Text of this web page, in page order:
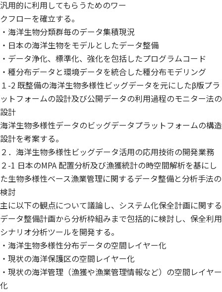
汎用的に利用してもらうためのワー
クフローを確立する。
・海洋生物分類群毎のデータ集積現況
・日本の海洋生物をモデルとしたデータ整備
・データ浄化、標準化、強化を包括したプログラムコード
・種分布データと環境データを統合した種分布モデリング
１-2 既整備の海洋生物多様性ビッグデータを元にしたβ版プラ
ットフォームの設計及び公開データの利用過程のモニター法の
設計
海洋生物多様性データのビッグデータプラットフォームの構造
設計を考案する。
２．海洋生物多様性ビッグデータ活用の応用技術の開発業務
２-1 日本のMPA 配置分析及び漁獲統計の時空間解析を基にし
た生物多様性ベース漁業管理に関するデータ整備と分析手法の
検討
主に以下の観点について議論し、システム化保全計画に関する
データ整備計画から分析枠組みまで包括的に検討し、保全利用
シナリオ分析ツールを開発する。
・海洋生物多様性分布データの空間レイヤー化
・現状の海洋保護区の空間レイヤー化
・現状の海洋管理（漁獲や漁業管理情報など）の空間レイヤー
化